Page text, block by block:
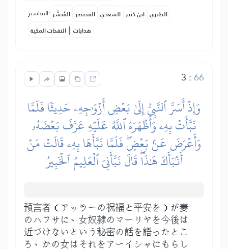
التفاسير: المُيسَّر المختصر السعدي ابن كثير الطبري
النفحات المكية | هدايات
3 :66
وَإِذۡ أَسَرَّ ٱلنَّبِيُّ إِلَىٰ بَعۡضِ أَزۡوَٰجِهِۦ حَدِيثٗا فَلَمَّا
نَبَّأَتۡ بِهِۦ وَأَظۡهَرَهُ ٱللَّهُ عَلَيۡهِ عَرَّفَ بَعۡضَهُۥ
وَأَعۡرَضَ عَنۢ بَعۡضٖۖ فَلَمَّا نَبَّأَهَا بِهِۦ قَالَتۡ مَنۡ
أَنۢبَأَكَ هَٰذَاۖ قَالَ نَبَّأَنِيَ ٱلۡعَلِيمُ ٱلۡخَبِيرُ
預言者（アッラーの祝福と平安を）が妻
のハフサに、女奴隷のマーリヤを今後は
近づけないという秘密の話を語ったとこ
ろ、かの女はそれをアーイシャにもらし